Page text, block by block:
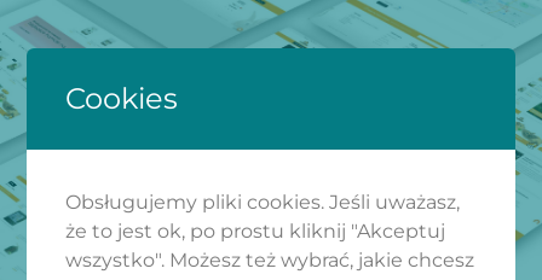
Cookies
Obsługujemy pliki cookies. Jeśli uważasz,
że to jest ok, po prostu kliknij "Akceptuj
wszystko". Możesz też wybrać, jakie chcesz